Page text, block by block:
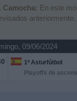
Camocha: En este
anteriormente.
09/06/2024
1ª Asturfútbol
Playoffs de